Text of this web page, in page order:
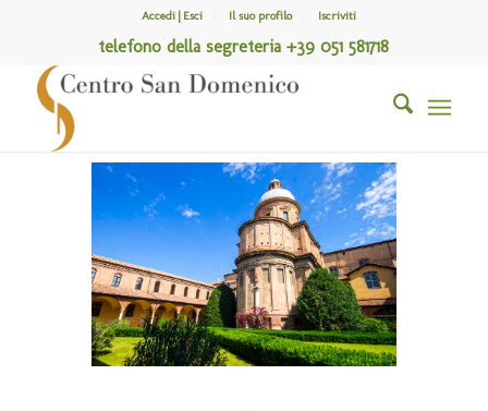
Accedi | Esci Il suo profilo Iscriviti
telefono della segreteria +39 051 581718